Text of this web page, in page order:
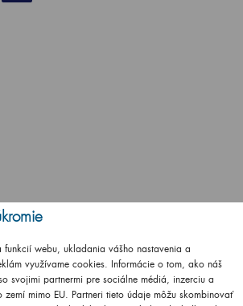
funkcií webu, ukladania vášho nastavenia a
využívame cookies. Informácie o tom, ako náš
svojimi partnermi pre sociálne médiá, inzerciu a
mimo EU. Partneri tieto údaje môžu skombinovať